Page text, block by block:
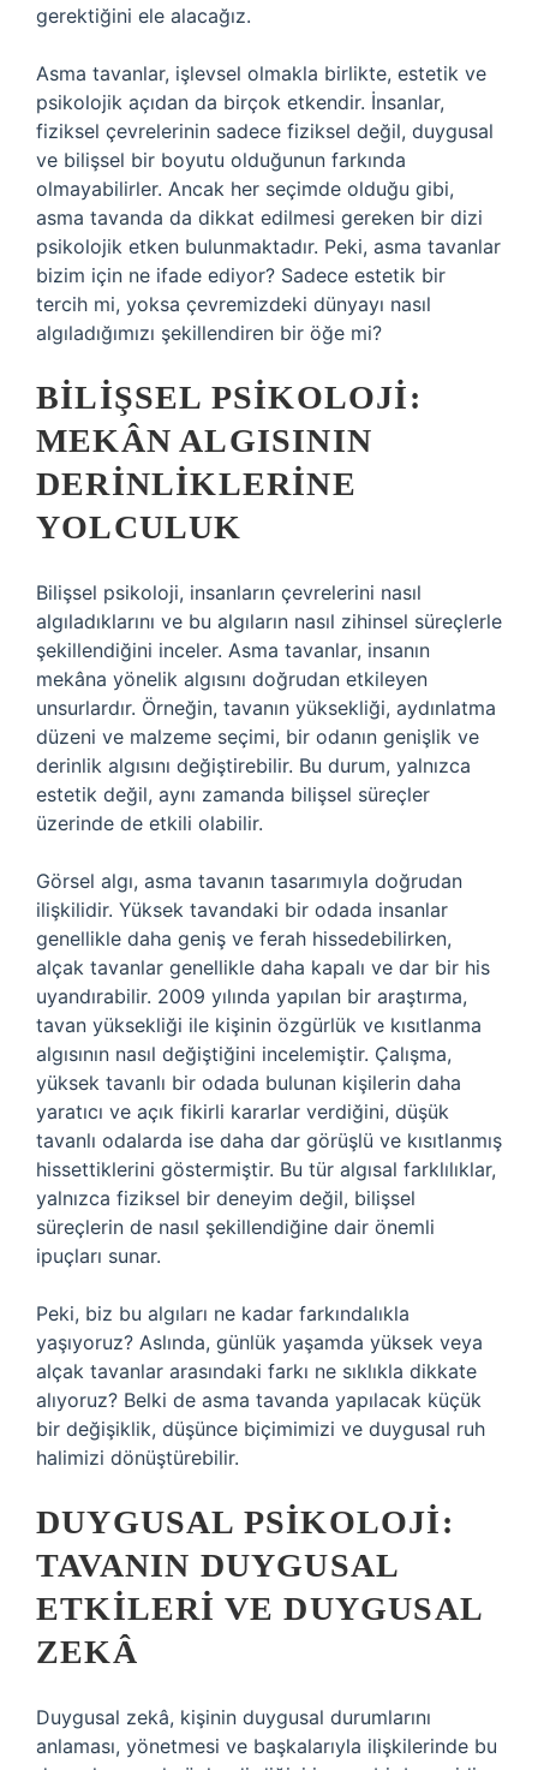
gerektiğini ele alacağız.
Asma tavanlar, işlevsel olmakla birlikte, estetik ve
psikolojik açıdan da birçok etkendir. İnsanlar,
fiziksel çevrelerinin sadece fiziksel değil, duygusal
ve bilişsel bir boyutu olduğunun farkında
olmayabilirler. Ancak her seçimde olduğu gibi,
asma tavanda da dikkat edilmesi gereken bir dizi
psikolojik etken bulunmaktadır. Peki, asma tavanlar
bizim için ne ifade ediyor? Sadece estetik bir
tercih mi, yoksa çevremizdeki dünyayı nasıl
algıladığımızı şekillendiren bir öğe mi?
BILIŞSEL PSIKOLOJI:
MEKÂN ALGISININ
DERINLIKLERINE
YOLCULUK
Bilişsel psikoloji, insanların çevrelerini nasıl
algıladıklarını ve bu algıların nasıl zihinsel süreçlerle
şekillendiğini inceler. Asma tavanlar, insanın
mekâna yönelik algısını doğrudan etkileyen
unsurlardır. Örneğin, tavanın yüksekliği, aydınlatma
düzeni ve malzeme seçimi, bir odanın genişlik ve
derinlik algısını değiştirebilir. Bu durum, yalnızca
estetik değil, aynı zamanda bilişsel süreçler
üzerinde de etkili olabilir.
Görsel algı, asma tavanın tasarımıyla doğrudan
ilişkilidir. Yüksek tavandaki bir odada insanlar
genellikle daha geniş ve ferah hissedebilirken,
alçak tavanlar genellikle daha kapalı ve dar bir his
uyandırabilir. 2009 yılında yapılan bir araştırma,
tavan yüksekliği ile kişinin özgürlük ve kısıtlanma
algısının nasıl değiştiğini incelemiştir. Çalışma,
yüksek tavanlı bir odada bulunan kişilerin daha
yaratıcı ve açık fikirli kararlar verdiğini, düşük
tavanlı odalarda ise daha dar görüşlü ve kısıtlanmış
hissettiklerini göstermiştir. Bu tür algısal farklılıklar,
yalnızca fiziksel bir deneyim değil, bilişsel
süreçlerin de nasıl şekillendiğine dair önemli
ipuçları sunar.
Peki, biz bu algıları ne kadar farkındalıkla
yaşıyoruz? Aslında, günlük yaşamda yüksek veya
alçak tavanlar arasındaki farkı ne sıklıkla dikkate
alıyoruz? Belki de asma tavanda yapılacak küçük
bir değişiklik, düşünce biçimimizi ve duygusal ruh
halimizi dönüştürebilir.
DUYGUSAL PSIKOLOJI:
TAVANIN DUYGUSAL
ETKILERI VE DUYGUSAL
ZEKÂ
Duygusal zekâ, kişinin duygusal durumlarını
anlaması, yönetmesi ve başkalarıyla ilişkilerinde bu